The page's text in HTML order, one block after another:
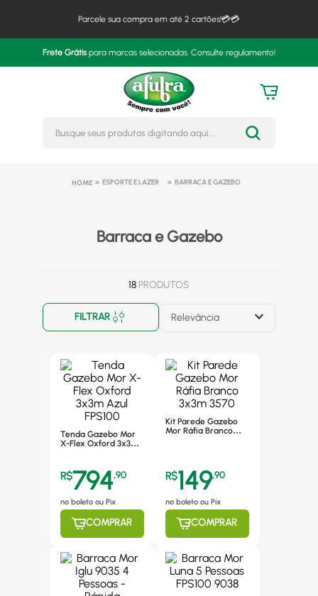
Parcele sua compra em até 2 cartões!💳💳
Frete Grátispara marcas selecionadas. Consulte regulamento!
Busque seus produtos
ESPORTE E LAZER BARRACA E GAZEBO
Barraca e Gazebo
18 PRODUTOS
FILTRAR Relevância
Tenda Gazebo Mor
X-Flex Oxford 3x3m
R$794,90
no boleto ou Pix
COMPRAR
Kit Parede Gazebo
Mor Ráfia Branco
R$149,90
no boleto ou Pix
COMPRAR